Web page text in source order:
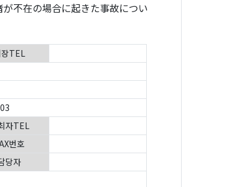
不在の場合に起きた事故につい
TEL
자TEL
번호
당자